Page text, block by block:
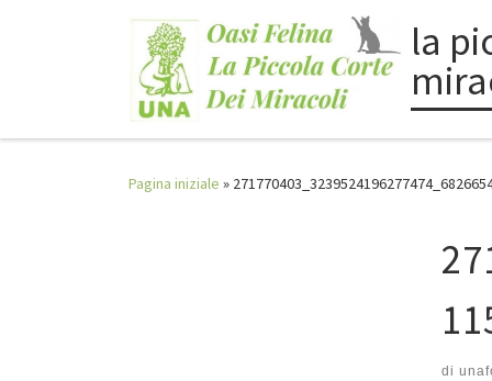
Passa al contenuto
la
Pagina iniziale »
di